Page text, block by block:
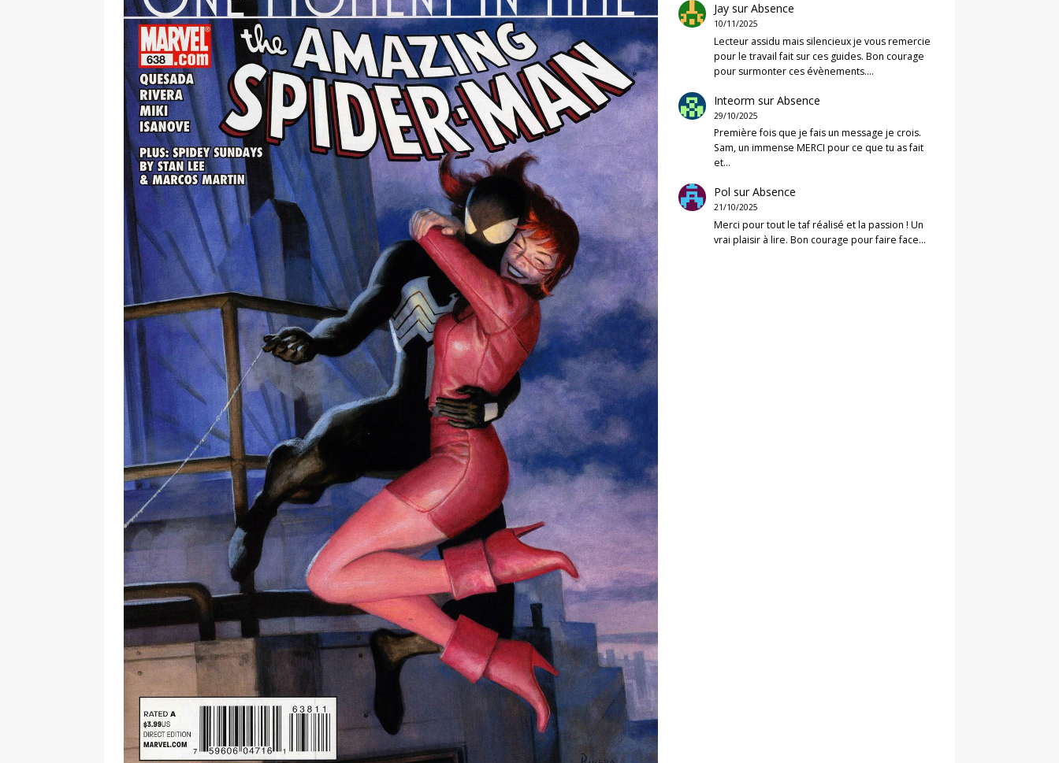
Jay surAbsence
10/11/2025
Lecteur assidu mais silencieux je vous remercie
pour le travail fait sur ces guides. Bon courage
pour surmonter ces évènements.…
Inteorm surAbsence
29/10/2025
Première fois que je fais un message je crois.
Sam, un immense MERCI pour ce que tu as fait
et…
Pol surAbsence
21/10/2025
Merci pour tout le taf réalisé et la passion ! Un
vrai plaisir à lire. Bon courage pour faire face…